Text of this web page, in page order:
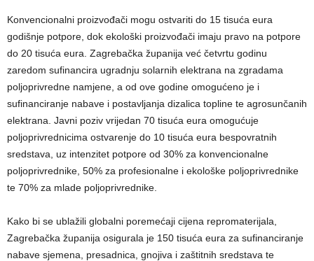
Konvencionalni proizvođači mogu ostvariti do 15 tisuća eura
godišnje potpore, dok ekološki proizvođači imaju pravo na potpore
do 20 tisuća eura. Zagrebačka županija već četvrtu godinu
zaredom sufinancira ugradnju solarnih elektrana na zgradama
poljoprivredne namjene, a od ove godine omogućeno je i
sufinanciranje nabave i postavljanja dizalica topline te agrosunčanih
elektrana. Javni poziv vrijedan 70 tisuća eura omogućuje
poljoprivrednicima ostvarenje do 10 tisuća eura bespovratnih
sredstava, uz intenzitet potpore od 30% za konvencionalne
poljoprivrednike, 50% za profesionalne i ekološke poljoprivrednike
te 70% za mlade poljoprivrednike.
Kako bi se ublažili globalni poremećaji cijena repromaterijala,
Zagrebačka županija osigurala je 150 tisuća eura za sufinanciranje
nabave sjemena, presadnica, gnojiva i zaštitnih sredstava te